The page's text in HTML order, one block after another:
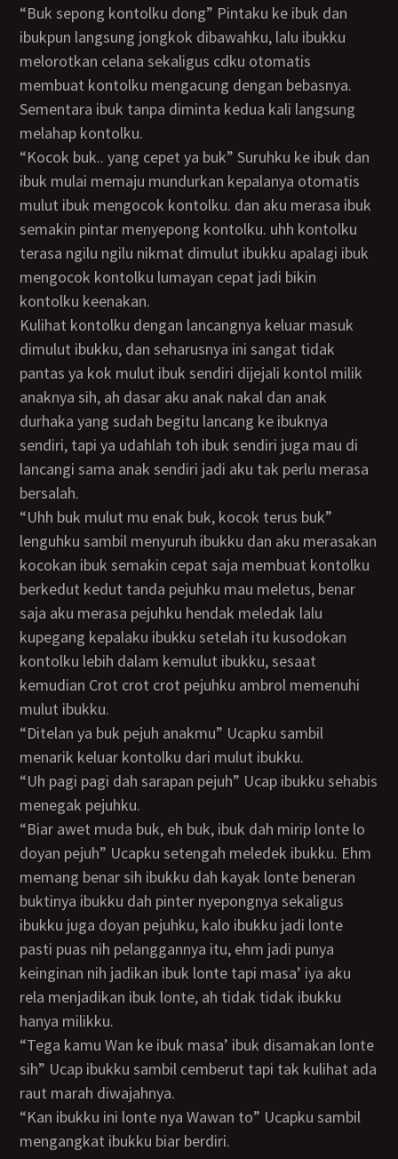
“Buk sepong kontolku dong” Pintaku ke ibuk dan
ibukpun langsung jongkok dibawahku, lalu ibukku
melorotkan celana sekaligus cdku otomatis
membuat kontolku mengacung dengan bebasnya.
Sementara ibuk tanpa diminta kedua kali langsung
melahap kontolku.
“Kocok buk.. yang cepet ya buk” Suruhku ke ibuk dan
ibuk mulai memaju mundurkan kepalanya otomatis
mulut ibuk mengocok kontolku. dan aku merasa ibuk
semakin pintar menyepong kontolku. uhh kontolku
terasa ngilu ngilu nikmat dimulut ibukku apalagi ibuk
mengocok kontolku lumayan cepat jadi bikin
kontolku keenakan.
kulihat kontolku dengan lancangnya keluar masuk
dimulut ibukku, dan seharusnya ini sangat tidak
pantas ya kok mulut ibuk sendiri dijejali kontol milik
anaknya sih, ah dasar aku anak nakal dan anak
durhaka yang sudah begitu lancang ke ibuknya
sendiri, tapi ya udahlah toh ibuk sendiri juga mau di
lancangi sama anak sendiri jadi aku tak perlu merasa
bersalah.
“Uhh buk mulut mu enak buk, kocok terus buk”
lenguhku sambil menyuruh ibukku dan aku merasakan
kocokan ibuk semakin cepat saja membuat kontolku
berkedut kedut tanda pejuhku mau meletus, benar
saja aku merasa pejuhku hendak meledak lalu
kupegang kepalaku ibukku setelah itu kusodokan
kontolku lebih dalam kemulut ibukku, sesaat
kemudian Crot crot crot pejuhku ambrol memenuhi
mulut ibukku.
“Ditelan ya buk pejuh anakmu” Ucapku sambil
menarik keluar kontolku dari mulut ibukku.
“Uh pagi pagi dah sarapan pejuh” Ucap ibukku sehabis
menegak pejuhku.
“Biar awet muda buk, eh buk, ibuk dah mirip lonte lo
doyan pejuh” Ucapku setengah meledek ibukku. Ehm
memang benar sih ibukku dah kayak lonte beneran
buktinya ibukku dah pinter nyepongnya sekaligus
ibukku juga doyan pejuhku, kalo ibukku jadi lonte
pasti puas nih pelanggannya itu, ehm jadi punya
keinginan nih jadikan ibuk lonte tapi masa’ iya aku
rela menjadikan ibuk lonte, ah tidak tidak ibukku
hanya milikku.
“Tega kamu Wan ke ibuk masa’ ibuk disamakan lonte
sih” Ucap ibukku sambil cemberut tapi tak kulihat ada
raut marah diwajahnya.
“Kan ibukku ini lonte nya Wawan to” Ucapku sambil
mengangkat ibukku biar berdiri.